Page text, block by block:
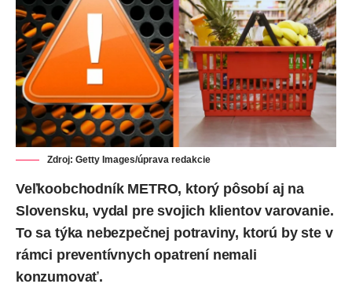
Zdroj: Getty Images/úprava redakcie
Veľkoobchodník METRO, ktorý pôsobí aj na
Slovensku, vydal pre svojich klientov varovanie.
To sa týka nebezpečnej potraviny, ktorú by ste v
rámci preventívnych opatrení nemali
konzumovať.